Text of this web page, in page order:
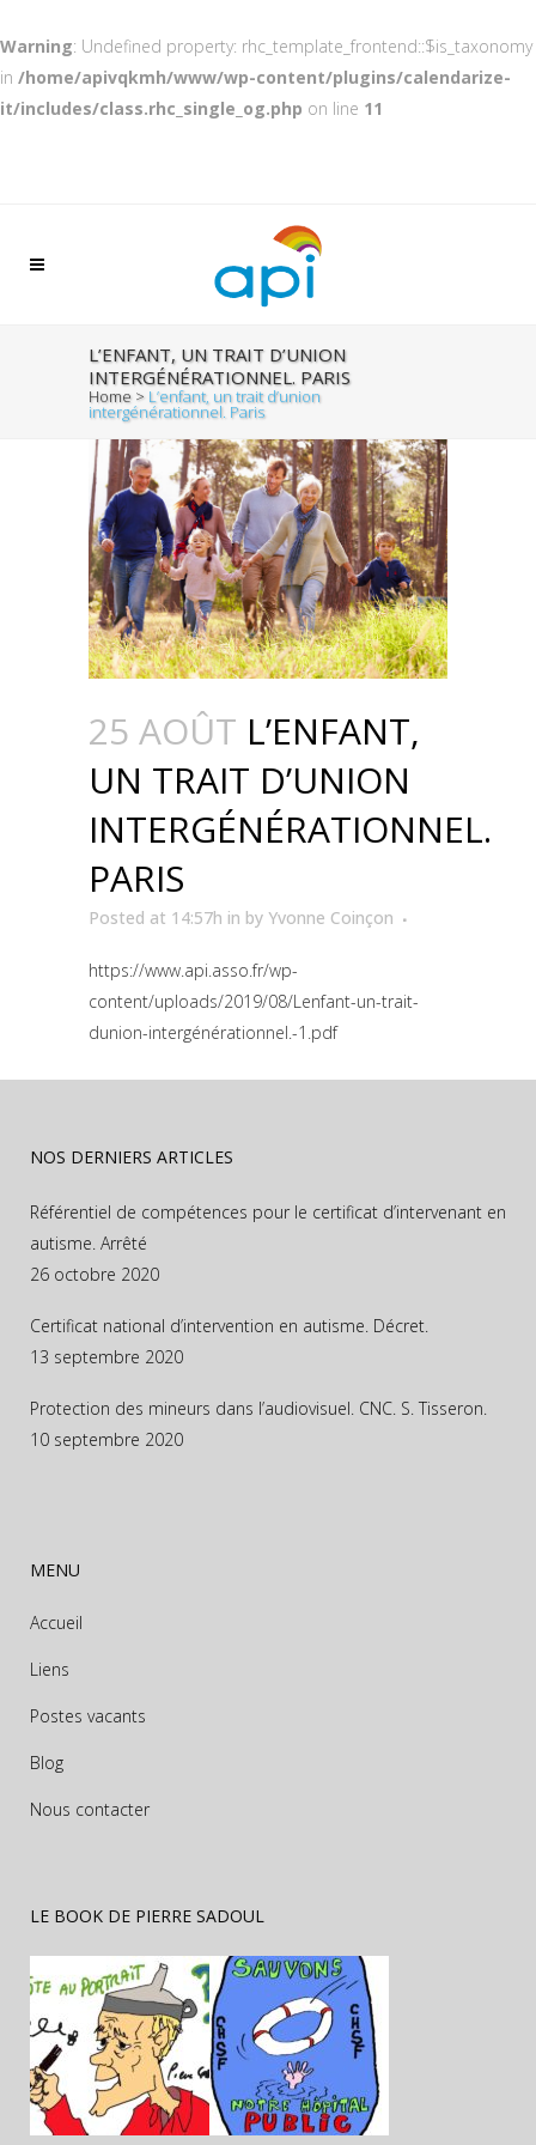
Warning: Undefined property: rhc_template_frontend::$is_taxonomy
in /home/apivqkmh/www/wp-content/plugins/calendarize-
it/includes/class.rhc_single_og.php on line 11
L’ENFANT, UN TRAIT D’UNION
INTERGÉNÉRATIONNEL. PARIS
Home > L’enfant, un trait d’union
intergénérationnel. Paris
25 AOÛT L’ENFANT,
UN TRAIT D’UNION
INTERGÉNÉRATIONNEL.
PARIS
Posted at 14:57h in by Yvonne Coinçon
https://www.api.asso.fr/wp-
content/uploads/2019/08/Lenfant-un-trait-
dunion-intergénérationnel.-1.pdf
NOS DERNIERS ARTICLES
Référentiel de compétences pour le certificat d’intervenant en
autisme. Arrêté
26 octobre 2020
Certificat national d’intervention en autisme. Décret.
13 septembre 2020
Protection des mineurs dans l’audiovisuel. CNC. S. Tisseron.
10 septembre 2020
MENU
Accueil
Liens
Postes vacants
Blog
Nous contacter
LE BOOK DE PIERRE SADOUL